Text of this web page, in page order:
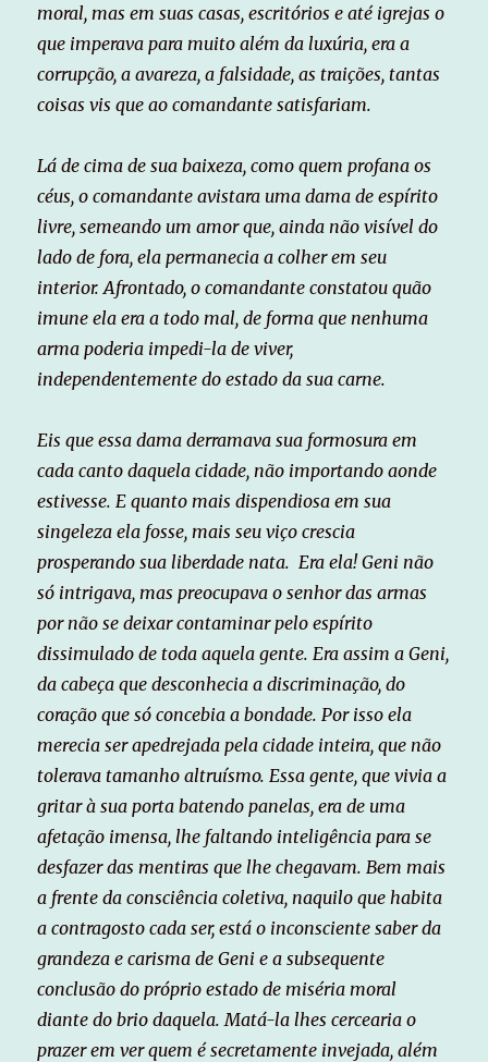
moral, mas em suas casas, escritórios e até igrejas o
que imperava para muito além da luxúria, era a
corrupção, a avareza, a falsidade, as traições, tantas
coisas vis que ao comandante satisfariam.
Lá de cima de sua baixeza, como quem profana os
céus, o comandante avistara uma dama de espírito
livre, semeando um amor que, ainda não visível do
lado de fora, ela permanecia a colher em seu
interior. Afrontado, o comandante constatou quão
imune ela era a todo mal, de forma que nenhuma
arma poderia impedi-la de viver,
independentemente do estado da sua carne.
Eis que essa dama derramava sua formosura em
cada canto daquela cidade, não importando aonde
estivesse. E quanto mais dispendiosa em sua
singeleza ela fosse, mais seu viço crescia
prosperando sua liberdade nata. Era ela! Geni não
só intrigava, mas preocupava o senhor das armas
por não se deixar contaminar pelo espírito
dissimulado de toda aquela gente. Era assim a Geni,
da cabeça que desconhecia a discriminação, do
coração que só concebia a bondade. Por isso ela
merecia ser apedrejada pela cidade inteira, que não
tolerava tamanho altruísmo. Essa gente, que vivia a
gritar à sua porta batendo panelas, era de uma
afetação imensa, lhe faltando inteligência para se
desfazer das mentiras que lhe chegavam. Bem mais
a frente da consciência coletiva, naquilo que habita
a contragosto cada ser, está o inconsciente saber da
grandeza e carisma de Geni e a subsequente
conclusão do próprio estado de miséria moral
diante do brio daquela. Matá-la lhes cercearia o
prazer em ver quem é secretamente invejada, além